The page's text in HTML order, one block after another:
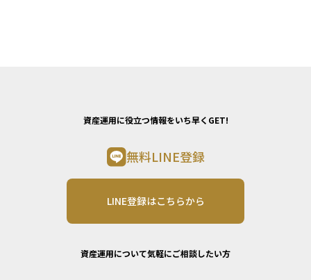
資産運用に役立つ情報をいち早くGET!
無料LINE登録
LINE登録はこちらから
資産運用について気軽にご相談したい方